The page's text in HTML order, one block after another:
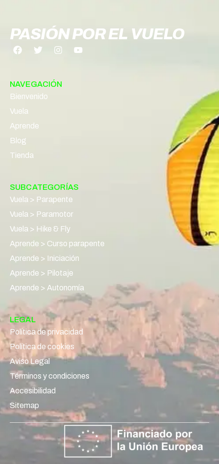
PASIÓN POR EL VUELO
NAVEGACIÓN
Bienvenido
Vuela
Aprende
Blog
Tienda
SUBCATEGORÍAS
Vuela > Parapente
Vuela > Paramotor
Vuela > Hike & Fly
Aprende > Curso parapente
Aprende > Iniciación
Aprende > Pilotaje
Aprende > Autonomía
LEGAL
Política de privacidad
Política de cookies
Aviso Legal
Términos y condiciones
Accesibilidad
Sitemap